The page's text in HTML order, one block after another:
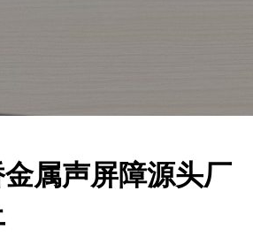
属声屏障源头厂